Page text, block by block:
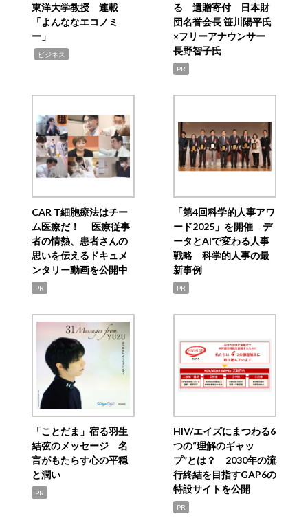
東洋大学教授 連載
「よんななエコノミ
ー」
ビジネス
る 遺贈寄付 日本財
団名誉会長 笹川陽平氏
×フリーアナウンサー
長野智子氏
PR
CAR T細胞療法はチー
ム医療だ！ 医療従事
者の情熱、患者さんの
思いを伝えるドキュメ
ンタリー動画を公開中
PR
「第4回科学的人事アワ
ード2025」を開催 デ
ータとAIで変わる人事
戦略 科学的人事の最
新事例
PR
「ことだま」宿る羽生
結弦のメッセージ 名
言がもたらす心の平穏
と潤い
PR
HIV/エイズにまつわる6
つの“理解のギャッ
プ”とは？ 2030年の流
行終結を目指すGAP6の
特設サイトを公開
PR